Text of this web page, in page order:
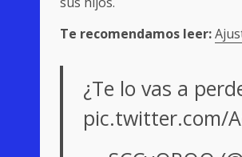
Te recomendamos leer:
¿Te lo vas a
pic.twitter.com/